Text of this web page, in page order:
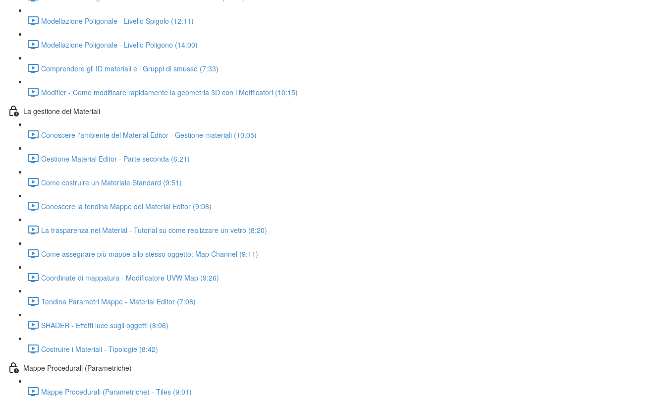
Modellazione Poligonale - Livello Spigolo (12:11)
Modellazione Poligonale - Livello Poligono (14:00)
Comprendere gli ID materiali e i Gruppi di smusso (7:33)
Modifier - Come modificare rapidamente la geometria 3D con i Mofificatori (10:15)
La gestione dei Materiali
Conoscere l'ambiente del Material Editor - Gestione materiali (10:05)
Gestione Material Editor - Parte seconda (6:21)
Come costruire un Materiale Standard (9:51)
Conoscere la tendina Mappe del Material Editor (9:08)
La trasparenza nei Material - Tutorial su come realizzare un vetro (8:20)
Come assegnare più mappe allo stesso oggetto: Map Channel (9:11)
Coordinate di mappatura - Modificatore UVW Map (9:26)
Tendina Parametri Mappe - Material Editor (7:08)
SHADER - Effetti luce sugli oggetti (8:06)
Costruire i Materiali - Tipologie (8:42)
Mappe Procedurali (Parametriche)
Mappe Procedurali (Parametriche) - Tiles (9:01)